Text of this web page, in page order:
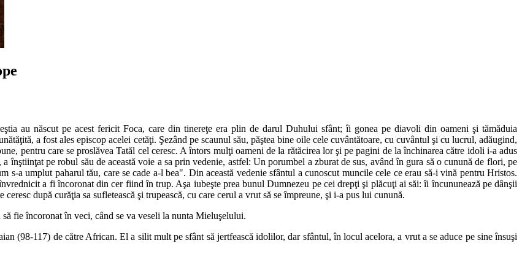
au născut pe acest fericit Foca, care din tinereţe era plin de darul Duhului sfânt; îi gonea pe diavoli din oameni şi tămăduia
a fost ales episcop acelei cetăţi. Şezând pe scaunul său, păştea bine oile cele cuvântătoare, cu cuvântul şi cu lucrul, adăugind,
pentru care se proslăvea Tatăl cel ceresc. A întors mulţi oameni de la rătăcirea lor şi pe pagini de la închinarea către idoli i-a adus
înştiinţat pe robul său de această voie a sa prin vedenie, astfel: Un porumbel a zburat de sus, având în gura să o cunună de flori, pe
a umplut paharul tău, care se cade a-l bea". Din această vedenie sfântul a cunoscut muncile cele ce erau să-i vină pentru Hristos.
a fi încoronat din cer fiind în trup. Aşa iubeşte prea bunul Dumnezeu pe cei drepţi şi plăcuţi ai săi: îi încununează pe dânşii
după curăţia sa sufletească şi trupească, cu care cerul a vrut să se împreune, şi i-a pus lui cunună.
fie încoronat în veci, când se va veseli la nunta Mieluşelului.
(98-117) de către African. El a silit mult pe sfânt să jertfească idolilor, dar sfântul, în locul acelora, a vrut a se aduce pe sine însuşi